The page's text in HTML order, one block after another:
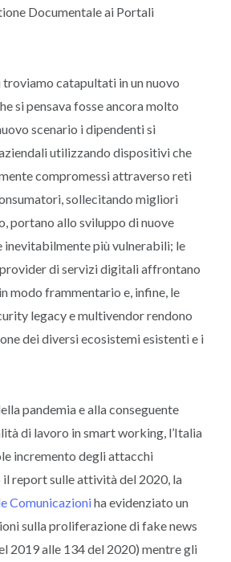
Documentale ai Portali
catapultati in un nuovo
si pensava fosse ancora molto
scenario i dipendenti si
utilizzando dispositivi che
compromessi attraverso reti
sollecitando migliori
portano allo sviluppo di nuove
più vulnerabili; le
di servizi digitali affrontano
modo frammentario e, infine, le
legacy e multivendor rendono
dei diversi ecosistemi esistenti e i
pandemia e alla conseguente
di lavoro in smart working, l’Italia
incremento degli attacchi
report sulle attività del 2020, la
Comunicazioniha evidenziato un
sulla proliferazione di fake news
2019 alle 134 del 2020) mentre gli